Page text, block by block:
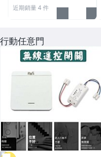
近期銷量 4 件
行動任意門